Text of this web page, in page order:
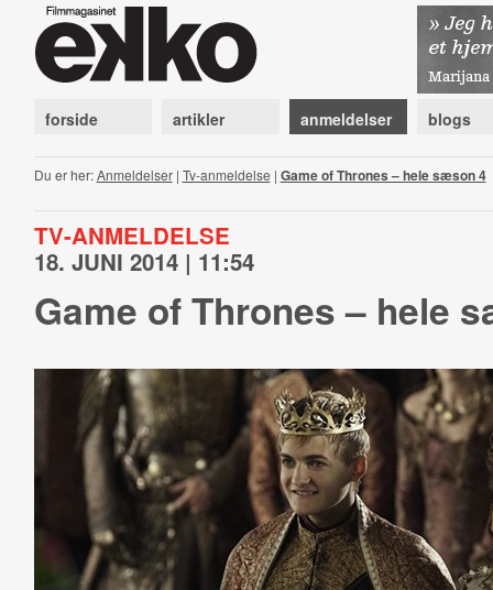
forside artikler anmeldelser blogs
Du er her:Anmeldelser| Tv-anmeldelse | Game of Thrones – hele sæson 4
TV-ANMELDELSE
18. JUNI 2014 | 11:54
Game of Thrones – hele